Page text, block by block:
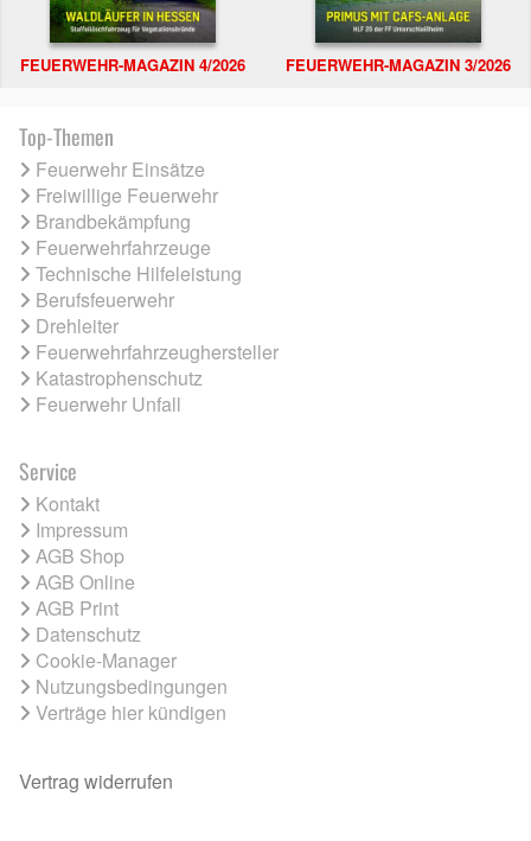
FEUERWEHR-MAGAZIN 4/2026 FEUERWEHR-MAGAZIN 3/2026
Top-Themen
Feuerwehr Einsätze
Freiwillige Feuerwehr
Brandbekämpfung
Feuerwehrfahrzeuge
Technische Hilfeleistung
Berufsfeuerwehr
Drehleiter
Feuerwehrfahrzeughersteller
Katastrophenschutz
Feuerwehr Unfall
Service
Kontakt
Impressum
AGB Shop
AGB Online
AGB Print
Datenschutz
Cookie-Manager
Nutzungsbedingungen
Verträge hier kündigen
Vertrag widerrufen